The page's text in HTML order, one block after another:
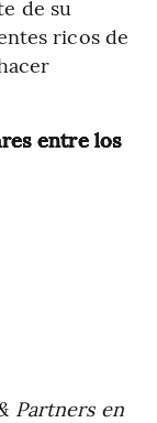
de su
ricos de
entre los
Partners en